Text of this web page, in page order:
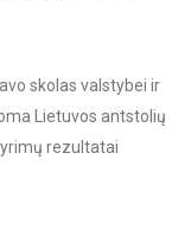
skolas valstybei ir
Lietuvos antstolių
rezultatai